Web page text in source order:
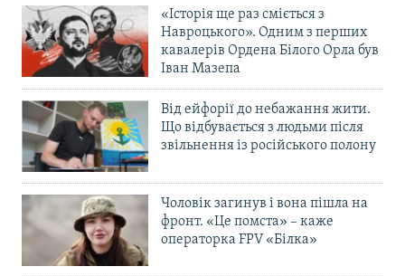
«Історія ще раз сміється з
Навроцького». Одним з перших
кавалерів Ордена Білого Орла був
Іван Мазепа
Від ейфорії до небажання жити.
Що відбувається з людьми після
звільнення із російського полону
Чоловік загинув і вона пішла на
фронт. «Це помста» – каже
операторка FPV «Білка»